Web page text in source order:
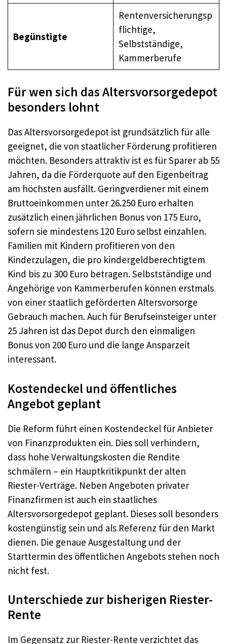
Begünstigte
Rentenversicherungsp
flichtige,
Selbstständige,
Kammerberufe
Für wen sich das Altersvorsorgedepot
besonders lohnt
Das Altersvorsorgedepot ist grundsätzlich für alle
geeignet, die von staatlicher Förderung profitieren
möchten. Besonders attraktiv ist es für Sparer ab 55
Jahren, da die Förderquote auf den Eigenbeitrag
am höchsten ausfällt. Geringverdiener mit einem
Bruttoeinkommen unter 26.250 Euro erhalten
zusätzlich einen jährlichen Bonus von 175 Euro,
sofern sie mindestens 120 Euro selbst einzahlen.
Familien mit Kindern profitieren von den
Kinderzulagen, die pro kindergeldberechtigtem
Kind bis zu 300 Euro betragen. Selbstständige und
Angehörige von Kammerberufen können erstmals
von einer staatlich geförderten Altersvorsorge
Gebrauch machen. Auch für Berufseinsteiger unter
25 Jahren ist das Depot durch den einmaligen
Bonus von 200 Euro und die lange Ansparzeit
interessant.
Kostendeckel und öffentliches
Angebot geplant
Die Reform führt einen Kostendeckel für Anbieter
von Finanzprodukten ein. Dies soll verhindern,
dass hohe Verwaltungskosten die Rendite
schmälern – ein Hauptkritikpunkt der alten
Riester-Verträge. Neben Angeboten privater
Finanzfirmen ist auch ein staatliches
Altersvorsorgedepot geplant. Dieses soll besonders
kostengünstig sein und als Referenz für den Markt
dienen. Die genaue Ausgestaltung und der
Starttermin des öffentlichen Angebots stehen noch
nicht fest.
Unterschiede zur bisherigen Riester-
Rente
Im Gegensatz zur Riester-Rente verzichtet das